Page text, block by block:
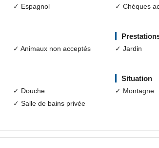
✓ Espagnol
✓ Chèques
✓ Animaux non acceptés
✓ Jardin
✓ Douche
✓ Salle de bains privée
Situation
✓ Montagne